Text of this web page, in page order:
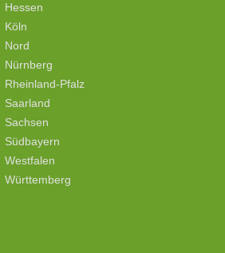
Hessen
Köln
Nord
Nürnberg
Rheinland-Pfalz
Saarland
Sachsen
Südbayern
Westfalen
Württemberg